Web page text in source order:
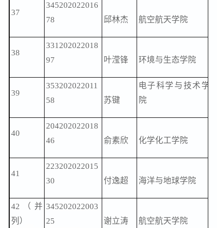
37
345202022016
78
邱林杰 航空航天学院
38
331202022018
97
叶滢锋 环境与生态学院
39
353202022011
58
苏键
电子科学与技术学
院
40
204202022018
46
俞素欣 化学化工学院
41
223202022015
30
付逸超 海洋与地球学院
42（并
列）
345202022003
25
谢立涛 航空航天学院